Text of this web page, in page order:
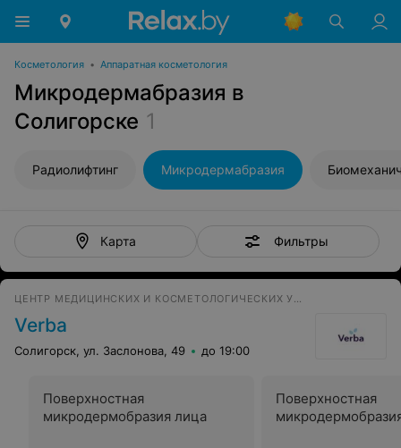
Косметология • Аппаратная косметология
Микродермабразия в
Солигорске 1
Радиолифтинг Микродермабразия
Карта Фильтры
ЦЕНТР МЕДИЦИНСКИХ И КОСМЕТОЛОГИЧЕСКИХ УСЛУГ
Verba
Солигорск, ул. Заслонова, 49 до 19:00
Поверхностная
микродермобразия лица
Поверхностная